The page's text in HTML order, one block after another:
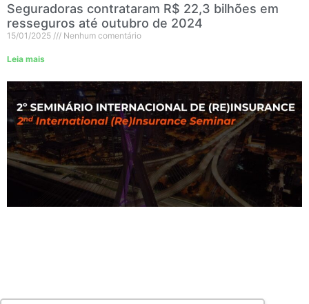
Seguradoras contrataram R$ 22,3 bilhões em
resseguros até outubro de 2024
15/01/2025 Nenhum comentário
Leia mais